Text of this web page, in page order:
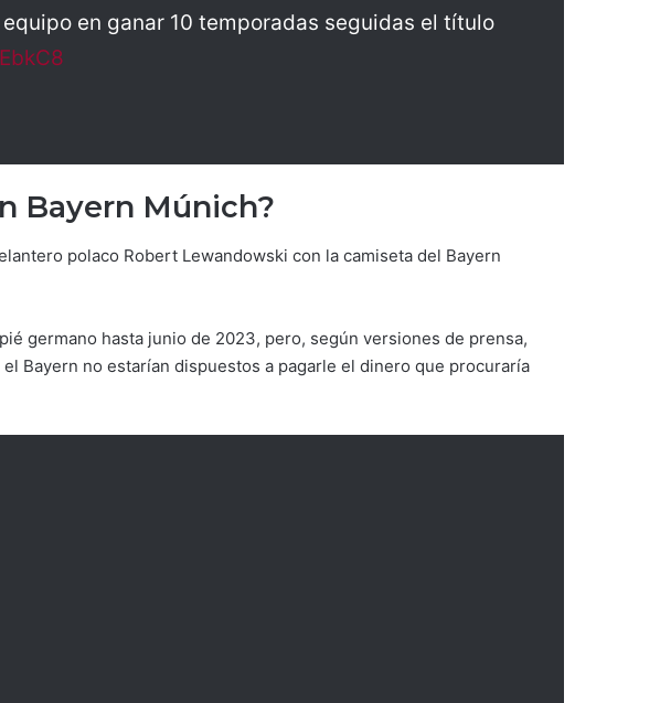
equipo en ganar 10 temporadas seguidas el título
Bayern Múnich?
polaco Robert Lewandowski con la camiseta del Bayern
germano hasta junio de 2023, pero, según versiones de prensa,
Bayern no estarían dispuestos a pagarle el dinero que procuraría